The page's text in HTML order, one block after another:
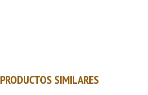
PRODUCTOS SIMILARES